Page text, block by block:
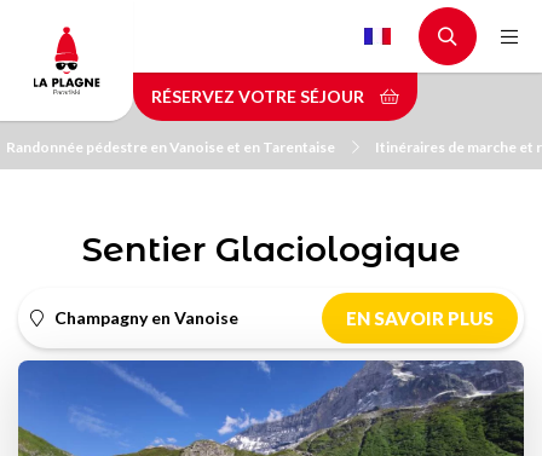
contenu
principal
RÉSERVEZ VOTRE SÉJOUR
Randonnée pédestre en Vanoise et en Tarentaise Itinéraires de marche et
Sentier Glaciologique
Champagny en Vanoise EN SAVOIR PLUS